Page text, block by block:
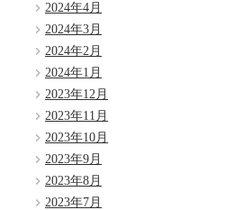
2024年4月
2024年3月
2024年2月
2024年1月
2023年12月
2023年11月
2023年10月
2023年9月
2023年8月
2023年7月